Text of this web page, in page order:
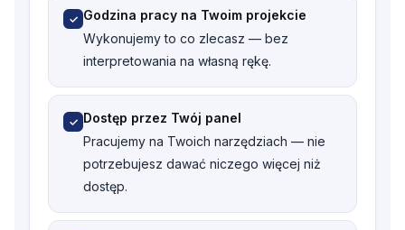
✓ Godzina pracy na Twoim projekcie
Wykonujemy to co zlecasz — bez
interpretowania na własną rękę.
✓ Dostęp przez Twój panel
Pracujemy na Twoich narzędziach — nie
potrzebujesz dawać niczego więcej niż
dostęp.
Asystent na godziny – zleć dowolną pracę
99 zł
Przejdź do kasy →
Kontynuuj zakupy